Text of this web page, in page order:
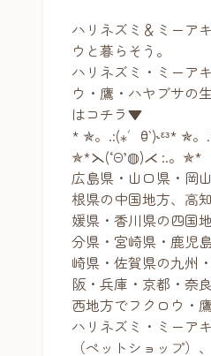
ハリネズミ＆ミーア
ウと暮らそう。
ハリネズミ・ミーア
ウ・鷹・ハヤブサの
はコチラ▼
* ✯。.:(⁎′ꃪ‵)˞ᵋᵌ* ✯。
✯*⋋(‘Θ’◍)⋌ :.。✯*
広島県・山口県・岡
根県の中国地方、高
媛県・香川県の四国
分県・宮崎県・鹿児
崎県・佐賀県の九州
阪・兵庫・京都・奈
西地方でフクロウ・
ハリネズミ・ミーア
（ペットショップ）